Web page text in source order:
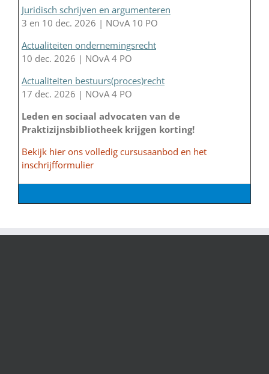
Juridisch schrijven en argumenteren
3 en 10 dec. 2026 | NOvA 10 PO
Actualiteiten ondernemingsrecht
10 dec. 2026 | NOvA 4 PO
Actualiteiten bestuurs(proces)recht
17 dec. 2026 | NOvA 4 PO
Leden en sociaal advocaten van de
Praktizijnsbibliotheek krijgen korting!
Bekijk hier ons volledig cursusaanbod en het
inschrijfformulier